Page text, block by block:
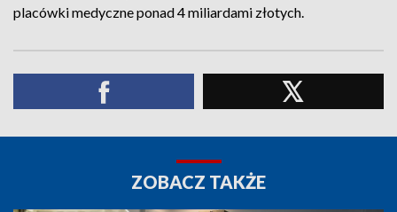
placówki medyczne ponad 4 miliardami złotych.
ZOBACZ TAKŻE